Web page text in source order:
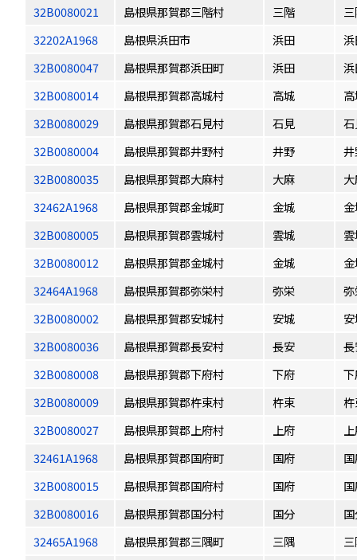
32B0080021
島根県那賀郡三階村 三階
32202A1968
島根県浜田市 浜田
32B0080047
島根県那賀郡浜田町 浜田
32B0080014
島根県那賀郡高城村 高城
32B0080029
島根県那賀郡石見村 石見
32B0080004
島根県那賀郡井野村 井野
32B0080035
島根県那賀郡大麻村 大麻
32462A1968
島根県那賀郡金城町 金城
32B0080005
島根県那賀郡雲城村 雲城
32B0080012
島根県那賀郡金城村 金城
32464A1968
島根県那賀郡弥栄村 弥栄
32B0080002
島根県那賀郡安城村 安城
32B0080036
島根県那賀郡長安村 長安
32B0080008
島根県那賀郡下府村 下府
32B0080009
島根県那賀郡杵束村 杵束
32B0080027
島根県那賀郡上府村 上府
32461A1968
島根県那賀郡国府町 国府
32B0080015
島根県那賀郡国府村 国府
32B0080016
島根県那賀郡国分村 国分
32465A1968
島根県那賀郡三隅町 三隅